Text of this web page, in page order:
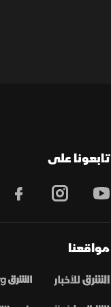
تابعونا على
مواقعنا